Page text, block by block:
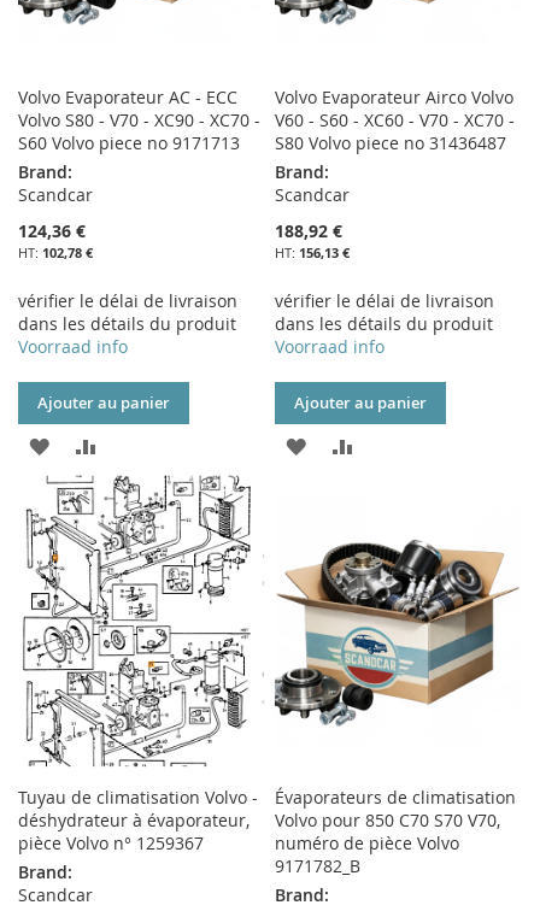
Volvo Evaporateur AC - ECC
Volvo S80 - V70 - XC90 - XC70 -
S60 Volvo piece no 9171713
Brand:
Scandcar
124,36 €
102,78 €
vérifier le délai de livraison
dans les détails du produit
Voorraad info
Ajouter au panier
AJOUTER
À
MA
LISTE
D’ENVIE
AU
COMPARATEUR
Volvo Evaporateur Airco Volvo
V60 - S60 - XC60 - V70 - XC70 -
S80 Volvo piece no 31436487
Brand:
Scandcar
188,92 €
156,13 €
vérifier le délai de livraison
dans les détails du produit
Voorraad info
Ajouter au panier
AJOUTER
LISTE
D’ENVIE
Tuyau de climatisation Volvo -
déshydrateur à évaporateur,
pièce Volvo n° 1259367
Brand:
Scandcar
Évaporateurs de climatisation
Volvo pour 850 C70 S70 V70,
numéro de pièce Volvo
9171782_B
Brand: